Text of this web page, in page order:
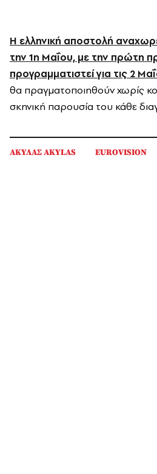
Η ελληνική αποστολή
την 1η Μαΐου, με την πρώτη
προγραμματιστεί για τις 2
θα πραγματοποιηθούν χωρίς
σκηνική παρουσία του κάθε
ΑΚΥΛΑΣ AKYLAS EUROVISION